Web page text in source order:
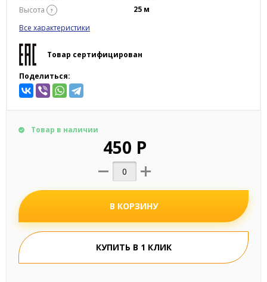
Высота
?
25 м
Все характеристики
Товар сертифицирован
Поделиться:
Товар в наличии
450 Р
В КОРЗИНУ
КУПИТЬ В 1 КЛИК